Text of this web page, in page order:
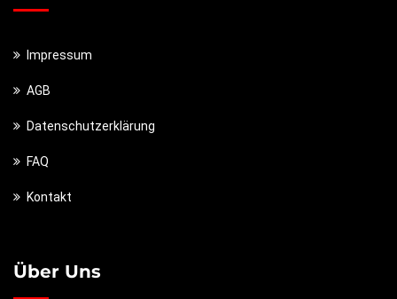
Impressum
AGB
Datenschutzerklärung
FAQ
Kontakt
Über Uns